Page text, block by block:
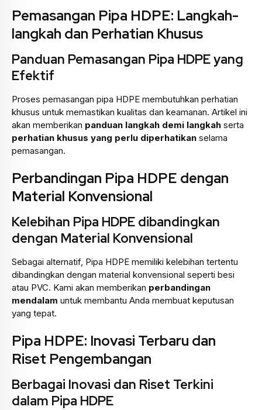
Pemasangan Pipa HDPE: Langkah-
langkah dan Perhatian Khusus
Panduan Pemasangan Pipa HDPE yang
Efektif
Proses pemasangan pipa HDPE membutuhkan perhatian
khusus untuk memastikan kualitas dan keamanan. Artikel ini
akan memberikan panduan langkah demi langkah serta
perhatian khusus yang perlu diperhatikan selama
pemasangan.
Perbandingan Pipa HDPE dengan
Material Konvensional
Kelebihan Pipa HDPE dibandingkan
dengan Material Konvensional
Sebagai alternatif, Pipa HDPE memiliki kelebihan tertentu
dibandingkan dengan material konvensional seperti besi
atau PVC. Kami akan memberikan perbandingan
mendalam untuk membantu Anda membuat keputusan
yang tepat.
Pipa HDPE: Inovasi Terbaru dan
Riset Pengembangan
Berbagai Inovasi dan Riset Terkini
dalam Pipa HDPE